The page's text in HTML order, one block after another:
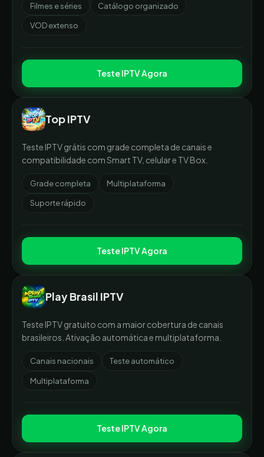
Filmes e séries Catálogo organizado
VOD extenso
Teste IPTV Agora
Top IPTV
Teste IPTV grátis com grade completa de canais e
compatibilidade com Smart TV, celular e TV Box.
Grade completa Multiplataforma
Suporte rápido
Teste IPTV Agora
Play Brasil IPTV
Teste IPTV gratuito com a maior cobertura de canais
brasileiros. Ativação automática e multiplataforma.
Canais nacionais Teste automático
Multiplataforma
Teste IPTV Agora